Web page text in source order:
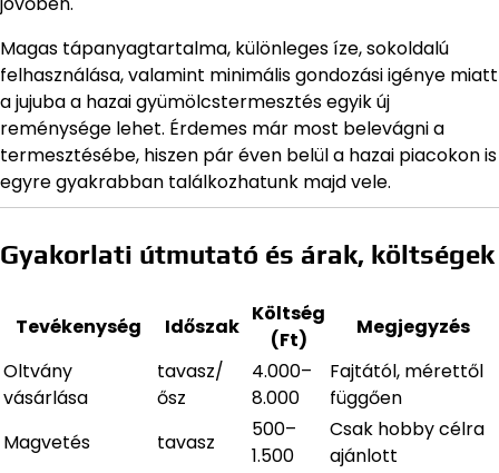
Magas tápanyagtartalma, különleges íze, sokoldalú
felhasználása, valamint minimális gondozási igénye miatt
a jujuba a hazai gyümölcstermesztés egyik új
reménysége lehet. Érdemes már most belevágni a
termesztésébe, hiszen pár éven belül a hazai piacokon is
egyre gyakrabban találkozhatunk majd vele.
Gyakorlati útmutató és árak, költségek
Tevékenység Időszak
Költség
(Ft)
Megjegyzés
Oltvány
vásárlása
tavasz/
ősz
4.000–
8.000
Fajtától, mérettől
függően
Magvetés
tavasz
500–
1.500
Csak hobby célra
ajánlott